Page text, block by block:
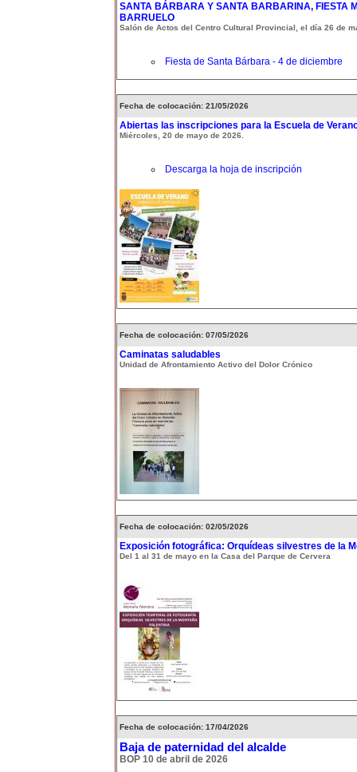
SANTA BÁRBARA Y SANTA BARBARINA, FIESTA
BARRUELO
Salón de Actos del Centro Cultural Provincial, el día 26 de
Fiesta de Santa Bárbara - 4 de diciembre
Fecha de colocación: 21/05/2026
Abiertas las inscripciones para la Escuela de
Miércoles, 20 de mayo de 2026.
Descarga la hoja de inscripción
Fecha de colocación: 07/05/2026
Caminatas saludables
Unidad de Afrontamiento Activo del Dolor Crónico
Fecha de colocación: 02/05/2026
Exposición fotográfica: Orquídeas silvestres de la
Del 1 al 31 de mayo en la Casa del Parque de Cervera
Fecha de colocación: 17/04/2026
Baja de paternidad del alcalde
BOP 10 de abril de 2026